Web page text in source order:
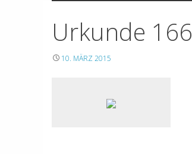
Urkunde 166
10. MÄRZ 2015